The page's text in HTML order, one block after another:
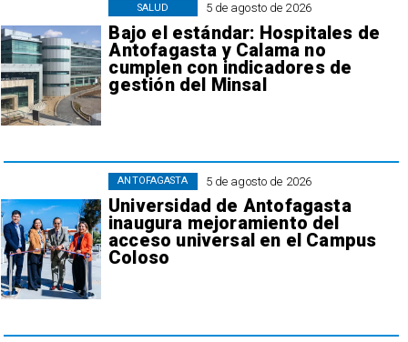
5 de agosto de 2026
Bajo el estándar: Hospitales de
Antofagasta y Calama no
cumplen con indicadores de
gestión del Minsal
SALUD
5 de agosto de 2026
Universidad de Antofagasta
inaugura mejoramiento del
acceso universal en el Campus
Coloso
ANTOFAGASTA